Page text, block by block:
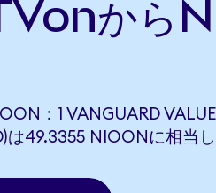
から
：1 VANGUARD
は49.3355 NIOONに相当